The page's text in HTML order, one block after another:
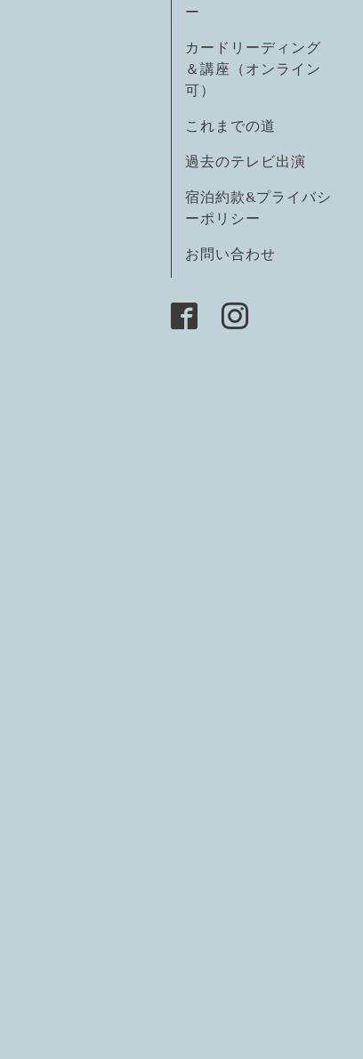
ー
カードリーディング
＆講座（オンライン
可）
これまでの道
過去のテレビ出演
宿泊約款&プライバシ
ーポリシー
お問い合わせ